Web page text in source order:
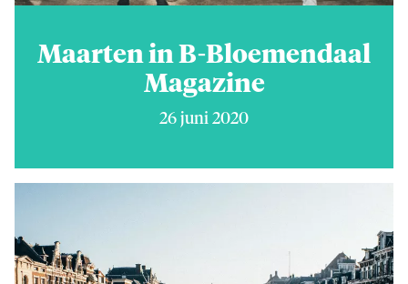
Maarten in B-Bloemendaal
Magazine
26 juni 2020